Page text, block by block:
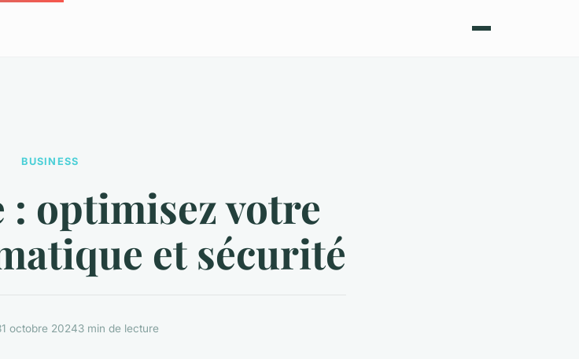
BUSINESS
: optimisez votre
et sécurité
octobre 20243 min de lecture